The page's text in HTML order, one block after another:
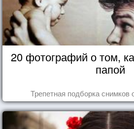
20 фотографий о том,
папой
Трепетная подборка снимков